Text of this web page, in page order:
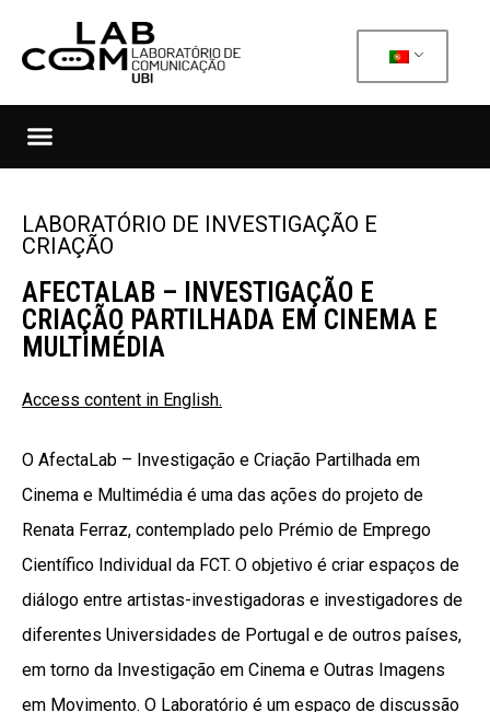
LABORATÓRIO DE INVESTIGAÇÃO E
CRIAÇÃO
AFECTALAB – INVESTIGAÇÃO E
CRIAÇÃO PARTILHADA EM CINEMA E
MULTIMÉDIA
Access content in English.
O AfectaLab – Investigação e Criação Partilhada em
Cinema e Multimédia é uma das ações do projeto de
Renata Ferraz, contemplado pelo Prémio de Emprego
Científico Individual da FCT. O objetivo é criar espaços de
diálogo entre artistas-investigadoras e investigadores de
diferentes Universidades de Portugal e de outros países,
em torno da Investigação em Cinema e Outras Imagens
em Movimento. O Laboratório é um espaço de discussão